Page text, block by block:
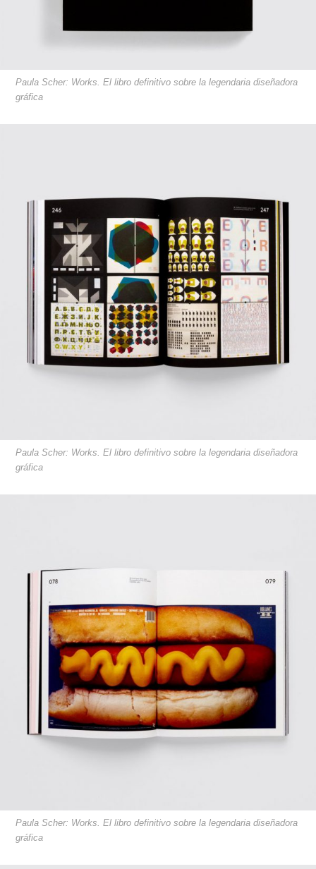
Paula Scher: Works. El libro definitivo sobre la legendaria diseñadora
gráfica
Paula Scher: Works. El libro definitivo sobre la legendaria diseñadora
gráfica
Paula Scher: Works. El libro definitivo sobre la legendaria diseñadora
gráfica